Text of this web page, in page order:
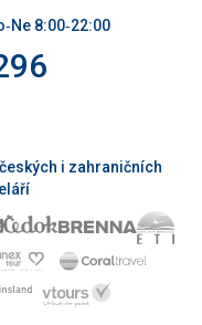
8:00‑22:00
i zahraničních